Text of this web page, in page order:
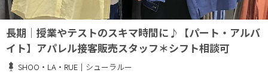
長期│授業やテストのスキマ時間に♪【パート・アルバ
イト】アパレル接客販売スタッフ＊シフト相談可
SHOO・LA・RUE｜シューラルー